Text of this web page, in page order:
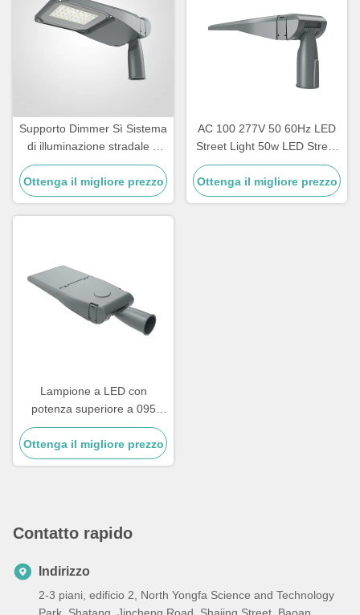
Supporto Dimmer Sì Sistema
di illuminazione stradale a
LED 50w Lampione stradale
a LED con facile
installazione e manutenzione
Ottenga il migliore prezzo
AC 100 277V 50 60Hz LED
Street Light 50w LED Street
Light Offre 150LPW
Efficienza Perfetta per
l'illuminazione urbana
Ottenga il migliore prezzo
Lampione a LED con
potenza superiore a 095
Energy Street Light per
ottimizzare il consumo
energetico e l'illuminazione
Ottenga il migliore prezzo
Contatto rapido
Indirizzo
2-3 piani, edificio 2, North Yongfa Science and Technology
Park, Shatang, Jincheng Road, Shajing Street, Baoan